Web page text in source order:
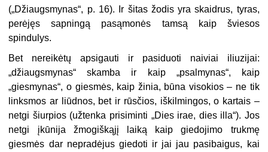
(„Džiaugsmynas“, p. 16). Ir šitas žodis yra skaidrus, tyras,
perėjęs sapningą pasąmonės tamsą kaip šviesos
spindulys.
Bet nereikėtų apsigauti ir pasiduoti naiviai iliuzijai:
„džiaugsmynas“ skamba ir kaip „psalmynas“, kaip
„giesmynas“, o giesmės, kaip žinia, būna visokios – ne tik
linksmos ar liūdnos, bet ir rūsčios, iškilmingos, o kartais –
netgi šiurpios (užtenka prisiminti „Dies irae, dies illa“). Jos
netgi įkūnija žmogiškąjį laiką kaip giedojimo trukmę
giesmės dar nepradėjus giedoti ir jai jau pasibaigus, kai